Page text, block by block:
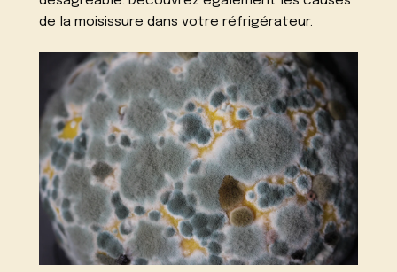
de la moisissure dans votre réfrigérateur.